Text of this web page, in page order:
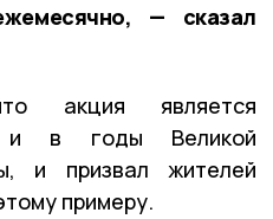
— сказал
акция является
и в годы Великой
и призвал жителей
примеру.